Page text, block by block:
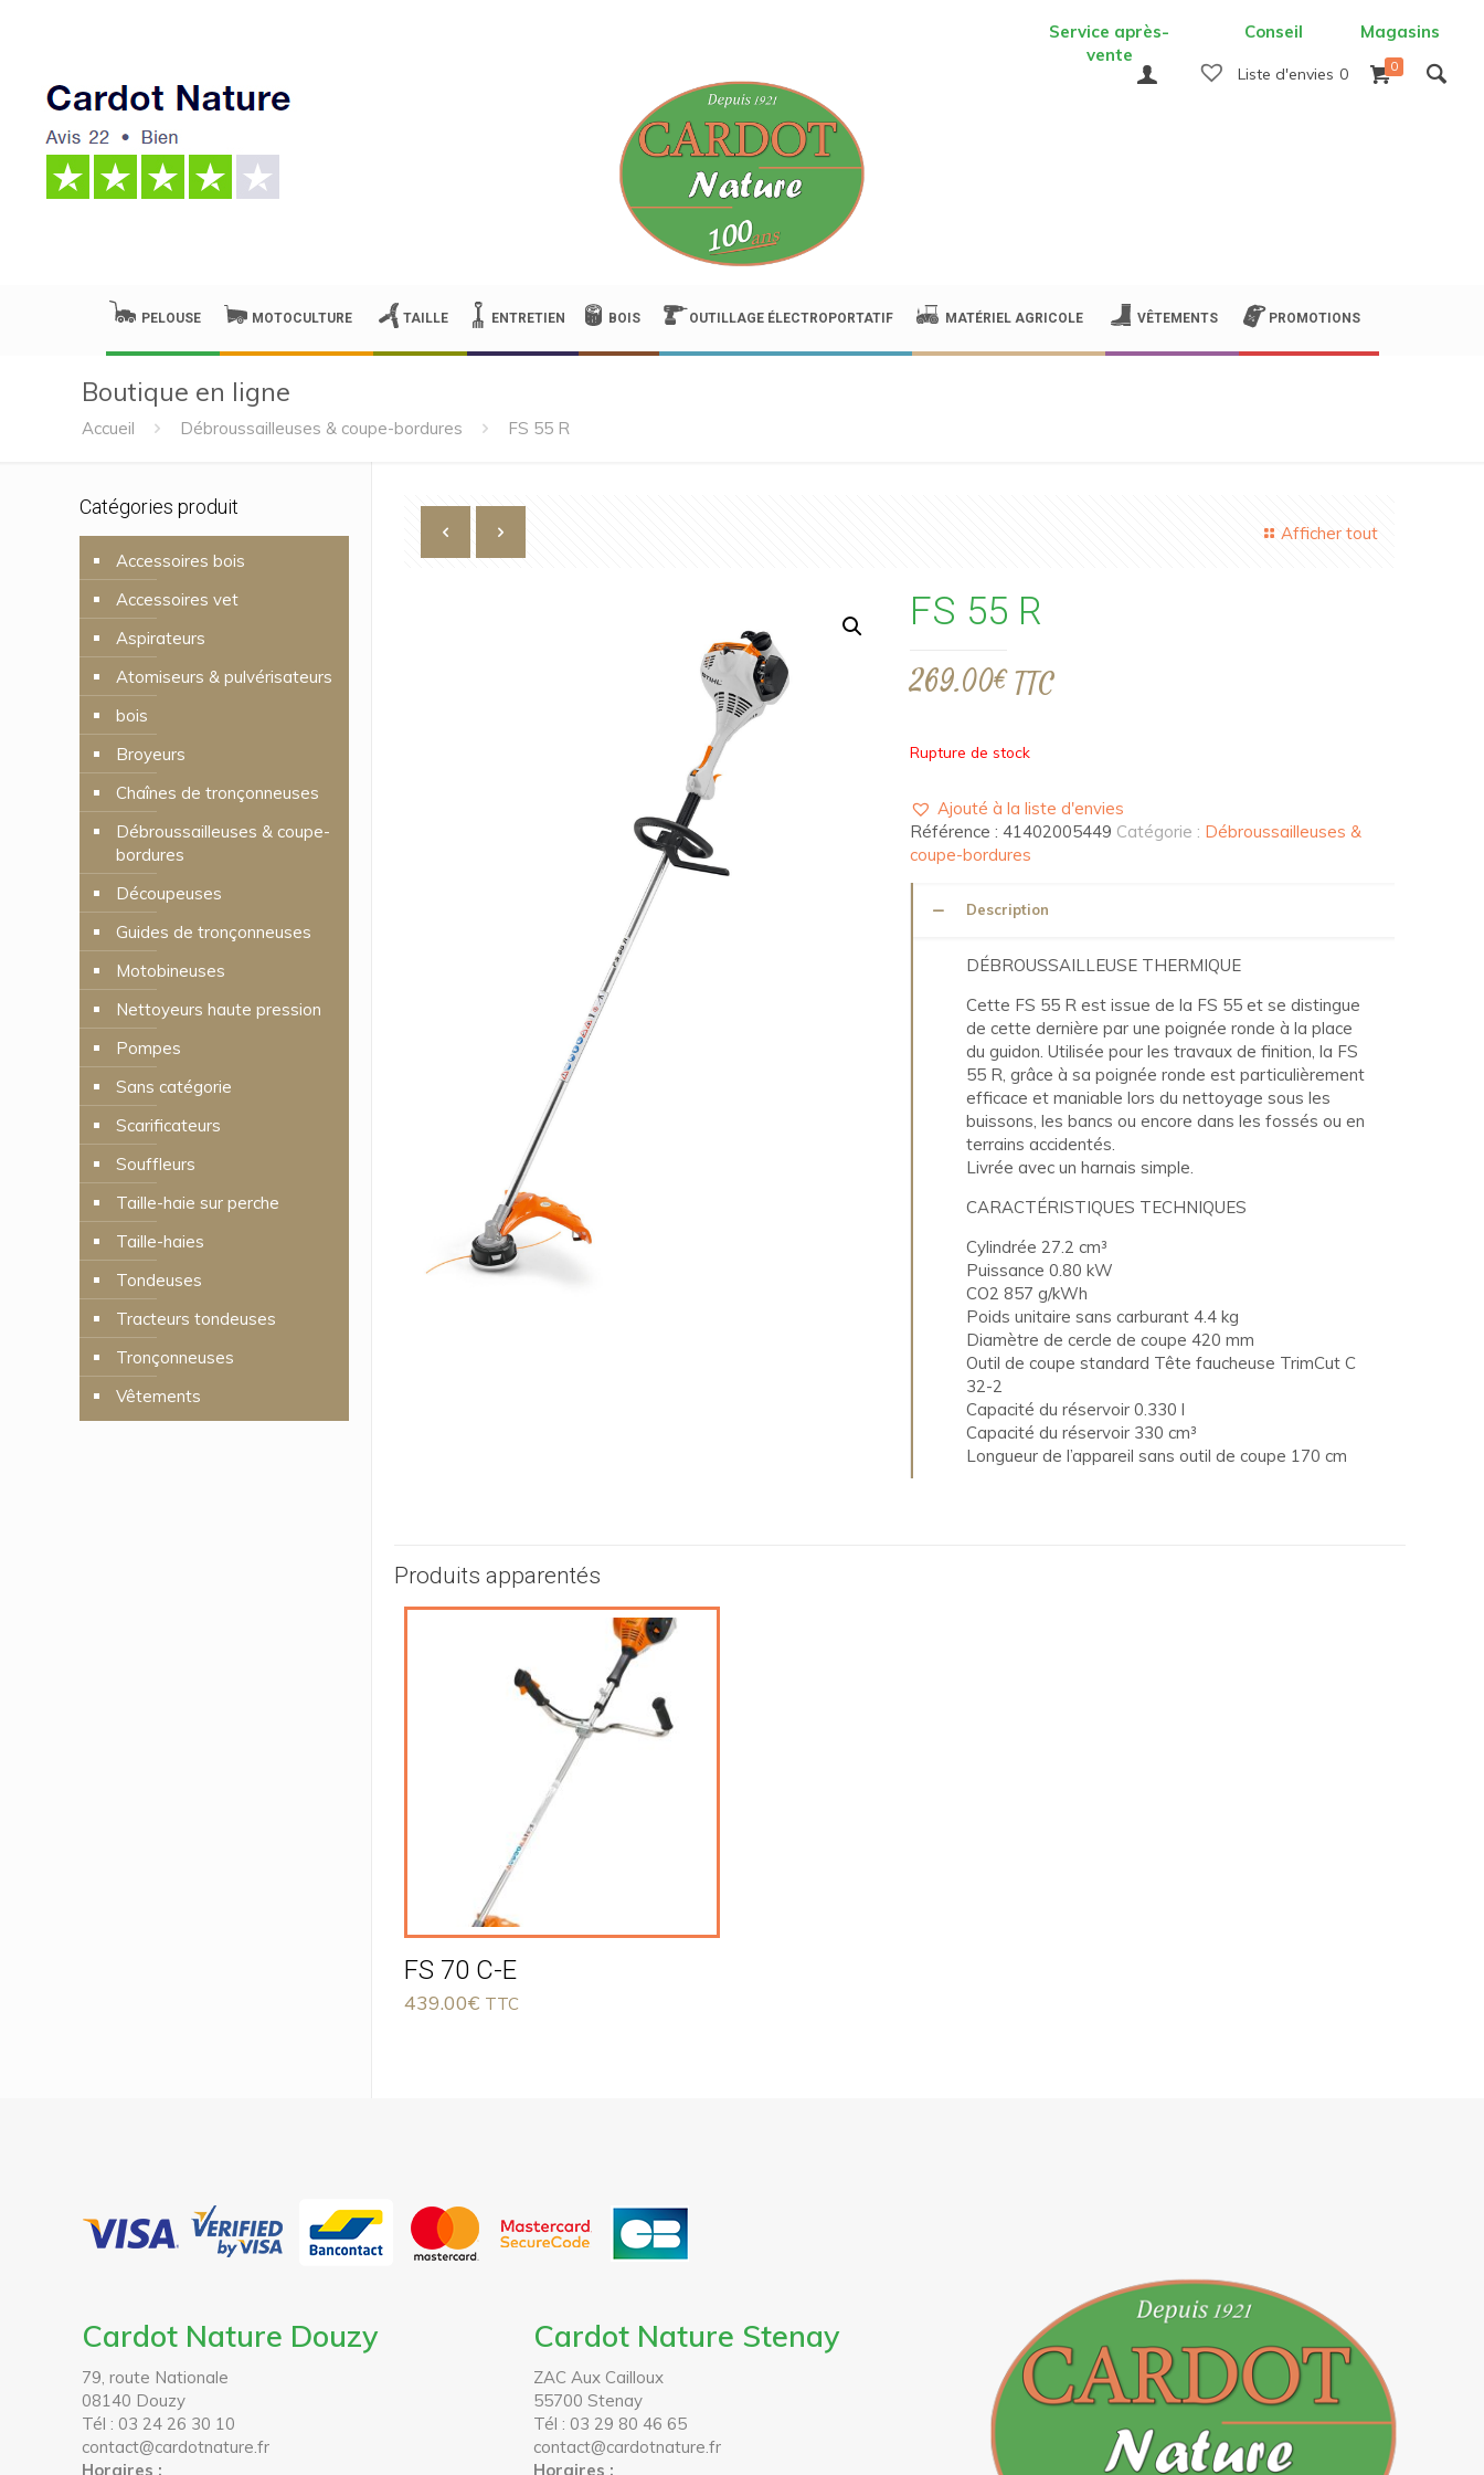
Service après-
vente
Conseil Magasins
PELOUSE MOTOCULTURE TAILLE ENTRETIEN BOIS OUTILLAGE ÉLECTROPORTATIF MATÉRIEL AGRICOLE VÊTEMENTS PROMOTIONS
Liste d'envies 0 0
Boutique en ligne
Accueil Débroussailleuses & coupe-bordures FS 55 R
Afficher tout
FS 55 R
269.00€ TTC
Rupture de stock
Ajouté à la liste d'envies
Référence : 41402005449 Catégorie : Débroussailleuses &
coupe-bordures
Description
DÉBROUSSAILLEUSE THERMIQUE
Cette FS 55 R est issue de la FS 55 et se distingue
de cette dernière par une poignée ronde à la place
du guidon. Utilisée pour les travaux de finition, la FS
55 R, grâce à sa poignée ronde est particulièrement
efficace et maniable lors du nettoyage sous les
buissons, les bancs ou encore dans les fossés ou en
terrains accidentés.
Livrée avec un harnais simple.
CARACTÉRISTIQUES TECHNIQUES
Cylindrée 27.2 cm³
Puissance 0.80 kW
CO2 857 g/kWh
Poids unitaire sans carburant 4.4 kg
Diamètre de cercle de coupe 420 mm
Outil de coupe standard Tête faucheuse TrimCut C
32-2
Capacité du réservoir 0.330 l
Capacité du réservoir 330 cm³
Longueur de l’appareil sans outil de coupe 170 cm
Produits apparentés
FS 70 C-E
439.00€ TTC
Catégories produit
Accessoires bois
Accessoires vet
Aspirateurs
Atomiseurs & pulvérisateurs
bois
Broyeurs
Chaînes de tronçonneuses
Débroussailleuses & coupe-
bordures
Découpeuses
Guides de tronçonneuses
Motobineuses
Nettoyeurs haute pression
Pompes
Sans catégorie
Scarificateurs
Souffleurs
Taille-haie sur perche
Taille-haies
Tondeuses
Tracteurs tondeuses
Tronçonneuses
Vêtements
Cardot Nature Douzy
79, route Nationale
08140 Douzy
Tél : 03 24 26 30 10
contact@cardotnature.fr
Horaires :
Cardot Nature Stenay
ZAC Aux Cailloux
55700 Stenay
Tél : 03 29 80 46 65
contact@cardotnature.fr
Horaires :